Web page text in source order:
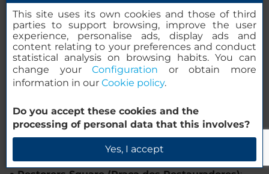
● Lisbon’s Cathedral: this cathedral of Romanesque
style is one of the must-see landmarks. Its
construction started in the 12th Century over an
ancient mosque after reconquering the city in The
Second Crusade.
● Monument to the Discoveries (Padrão dos
located next to the Tagus Estuary. This monument
was built in memory of Portuguese explorers and
visionaries that through sailing activities made
Portugal wealthier and more important.
This site uses its own cookies and those of third
parties to support browsing, improve the user
experience, personalise ads, display ads and
content relating to your preferences and conduct
statistical analysis on browsing habits. You can
change yourConfiguration or obtain more
information in our Cookie policy.
Do you accept these cookies and the
processing of personal data that this involves?
Yes, I accept